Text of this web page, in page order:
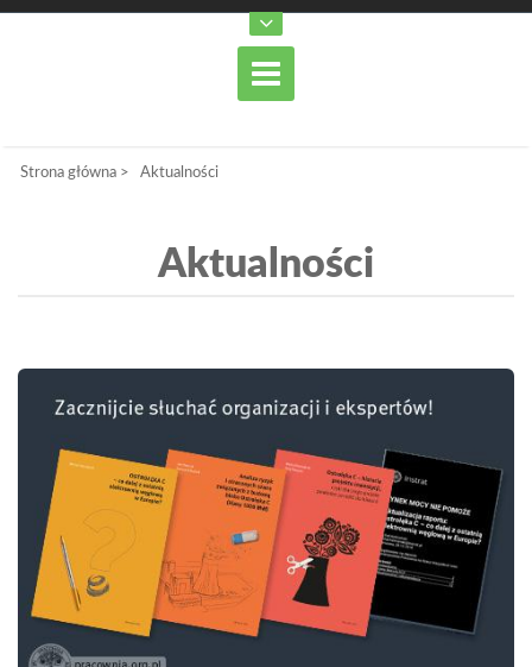
Strona główna > Aktualności
Aktualności